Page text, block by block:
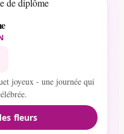
joyeux - une journée qui
fleurs